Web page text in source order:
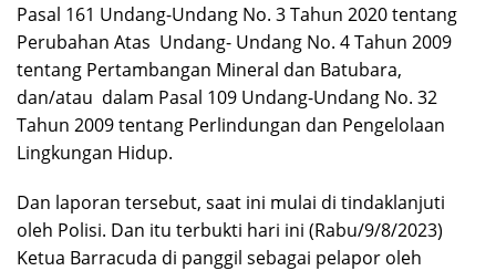
Pasal 161 Undang-Undang No. 3 Tahun 2020 tentang
Perubahan Atas Undang- Undang No. 4 Tahun 2009
tentang Pertambangan Mineral dan Batubara,
dan/atau dalam Pasal 109 Undang-Undang No. 32
Tahun 2009 tentang Perlindungan dan Pengelolaan
Lingkungan Hidup.
Dan laporan tersebut, saat ini mulai di tindaklanjuti
oleh Polisi. Dan itu terbukti hari ini (Rabu/9/8/2023)
Ketua Barracuda di panggil sebagai pelapor oleh